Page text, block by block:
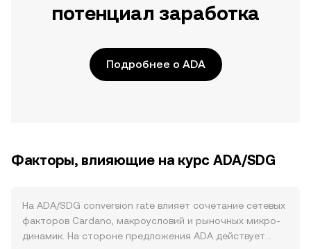
потенциал заработка
Подробнее о ADA
Факторы, влияющие на курс ADA/SDG
На ADA/SDG conversion rate влияет сочетание сетевых
факторов Cardano, макроусловий и рыночных микро-
динамик. На стороне предложения ADA действует